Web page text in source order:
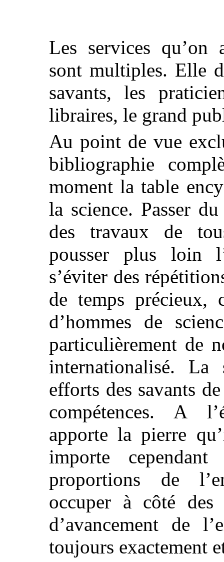
Les services
sont multiples. Elle
savants, les
libraires, le grand
Au point de vue
bibliographie
moment la table
la science. Passer
des travaux de
pousser plus loin
s’éviter des
de temps précieux,
d’hommes de
particulièrement de
internationalisé. La
efforts des savants
compétences. A
apporte la pierre
importe
proportions de
occuper à côté des
d’avancement de
toujours exactement